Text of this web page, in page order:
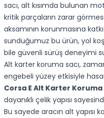
sacı, alt kısımda bulunan
kritik parçaların zarar
aksamının korunmasına
sunduğumuz bu ürün, yol
bile güvenli sürüş deneyimi
Alt karter koruma sacı,
engebeli yüzey etkisiyle
Corsa E Alt Karter
dayanıklı çelik yapısı
Bu sayede aracın alt yapısı